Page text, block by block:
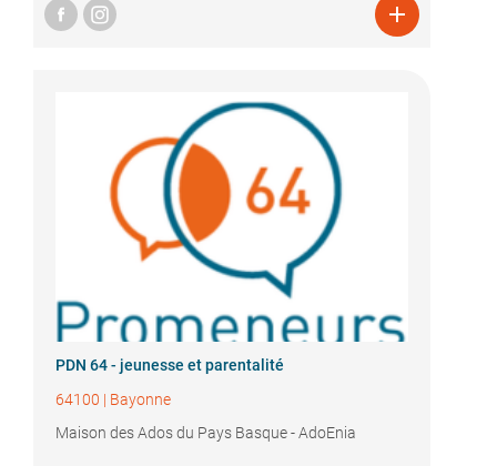

PDN 64 - jeunesse et parentalité
64100 | Bayonne
Maison des Ados du Pays Basque - AdoEnia